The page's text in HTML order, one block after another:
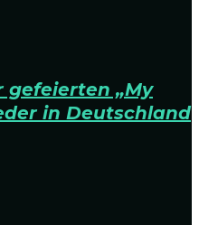
„My
in Deutschland